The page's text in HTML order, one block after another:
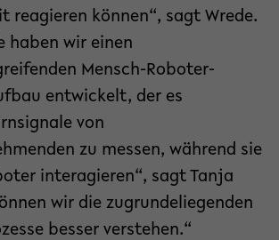
reagieren können“, sagt Wrede.
haben wir einen
Mensch-Roboter-
entwickelt, der es
von
zu messen, während sie
interagieren“, sagt Tanja
wir die zugrundeliegenden
besser verstehen.“